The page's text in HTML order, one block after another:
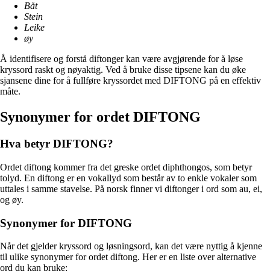
Båt
Stein
Leike
øy
Å identifisere og forstå diftonger kan være avgjørende for å løse
kryssord raskt og nøyaktig. Ved å bruke disse tipsene kan du øke
sjansene dine for å fullføre kryssordet med DIFTONG på en effektiv
måte.
Synonymer for ordet DIFTONG
Hva betyr DIFTONG?
Ordet diftong kommer fra det greske ordet diphthongos, som betyr
tolyd. En diftong er en vokallyd som består av to enkle vokaler som
uttales i samme stavelse. På norsk finner vi diftonger i ord som au, ei,
og øy.
Synonymer for DIFTONG
Når det gjelder kryssord og løsningsord, kan det være nyttig å kjenne
til ulike synonymer for ordet diftong. Her er en liste over alternative
ord du kan bruke: